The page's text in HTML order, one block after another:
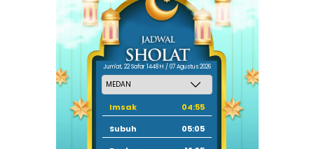
Jum'at, 22 Safar 1448 H / 07 Agustus 2026
Imsak
04:55
Subuh
05:05